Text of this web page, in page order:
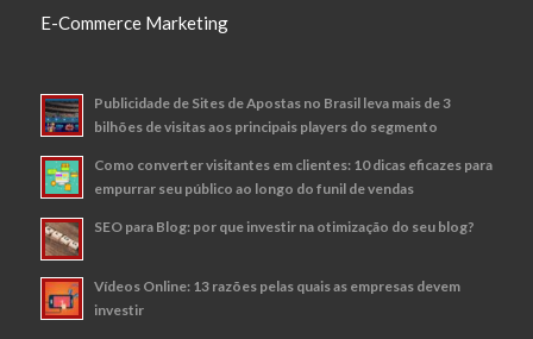
E-Commerce Marketing
Publicidade de Sites de Apostas no Brasil leva mais de 3
bilhões de visitas aos principais players do segmento
Como converter visitantes em clientes: 10 dicas eficazes para
empurrar seu público ao longo do funil de vendas
SEO para Blog: por que investir na otimização do seu blog?
Vídeos Online: 13 razões pelas quais as empresas devem
investir